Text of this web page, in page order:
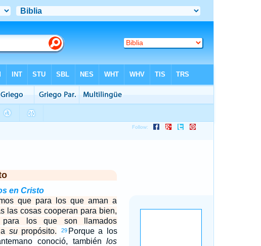
en Cristo
que para los que aman a
las cosas cooperan para bien,
para los que son llamados
supropósito. 29 Porque a los
conoció, tambiénlos